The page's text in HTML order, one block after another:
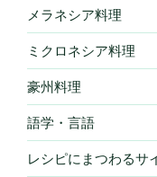
メラネシア料理
ミクロネシア料理
豪州料理
語学・言語
レシピにまつわるサ